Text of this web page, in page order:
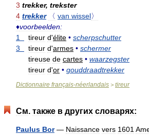
3 trekker, trekster
4 trekker 〈 van wissel〉
♦voorbeelden:
1
tireur d'élite • scherpschutter
3
tireur d'armes • schermer
tireuse de cartes • waarzegster
tireur d'or • gouddraadtrekker
Dictionnaire français-néerlandais > tireur
См. также в других словарях:
Paulus Bor— Naissance vers 1601